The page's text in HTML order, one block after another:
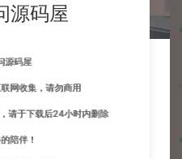
源码屋
源码屋
网收集，请勿商用
请于下载后24小时内删除
陪伴！